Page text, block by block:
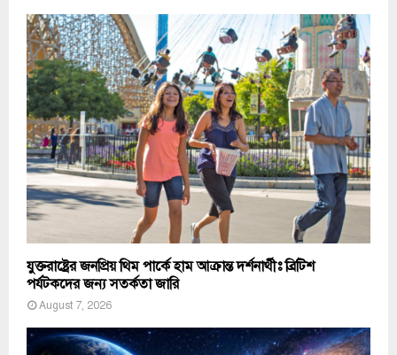
যুক্তরাষ্ট্রের জনপ্রিয় থিম পার্কে হাম আক্রান্ত দর্শনার্থীঃ ব্রিটিশ
পর্যটকদের জন্য সতর্কতা জারি
August 7, 2026